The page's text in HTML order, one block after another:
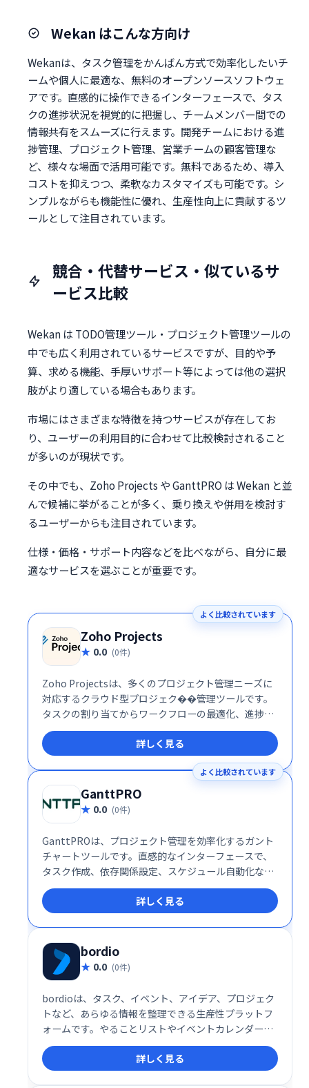
Wekan はこんな方向け
Wekanは、タスク管理をかんばん方式で効率化したいチ
ームや個人に最適な、無料のオープンソースソフトウェ
アです。直感的に操作できるインターフェースで、タス
クの進捗状況を視覚的に把握し、チームメンバー間での
情報共有をスムーズに行えます。開発チームにおける進
捗管理、プロジェクト管理、営業チームの顧客管理な
ど、様々な場面で活用可能です。無料であるため、導入
コストを抑えつつ、柔軟なカスタマイズも可能です。シ
ンプルながらも機能性に優れ、生産性向上に貢献するツ
ールとして注目されています。
競合・代替サービス・似ているサ
ービス比較
Wekan は TODO管理ツール・プロジェクト管理ツールの
中でも広く利用されているサービスですが、目的や予
算、求める機能、手厚いサポート等によっては他の選択
肢がより適している場合もあります。
市場にはさまざまな特徴を持つサービスが存在してお
り、ユーザーの利用目的に合わせて比較検討されること
が多いのが現状です。
その中でも、Zoho Projects や GanttPRO は Wekan と並
んで候補に挙がることが多く、乗り換えや併用を検討す
るユーザーからも注目されています。
仕様・価格・サポート内容などを比べながら、自分に最
適なサービスを選ぶことが重要です。
よく比較されています
Zoho Projects
0.0 (0件)
Zoho Projectsは、多くのプロジェクト管理ニーズに
対応するクラウド型プロジェク��管理ツールです。
タスクの割り当てからワークフローの最適化、進捗状
況の可視化、バグ管理まで、プロジェクトの効率的な
推進を支援します。
詳しく見る
よく比較されています
GanttPRO
0.0 (0件)
GanttPROは、プロジェクト管理を効率化するガント
チャートツールです。直感的なインターフェースで、
タスク作成、依存関係設定、スケジュール自動化な
ど、複雑なプロジェクトでも容易に管理できます。視
覚的なガントチャートにより、プロジェクトの進捗状
況を明確に把握し、チーム間の連携をスムーズに進め
ることができます。 効率的なプロジェクト管理で、生
産性向上を実現しましょう。
詳しく見る
bordio
0.0 (0件)
bordioは、タスク、イベント、アイデア、プロジェク
トなど、あらゆる情報を整理できる生産性プラットフ
ォームです。やることリストやイベントカレンダーな
ども統合管理でき、効率的なワークフローを実現しま
す。 日々の業務をスムーズに進め、生産性を向上させ
たい方におすすめです。
詳しく見る